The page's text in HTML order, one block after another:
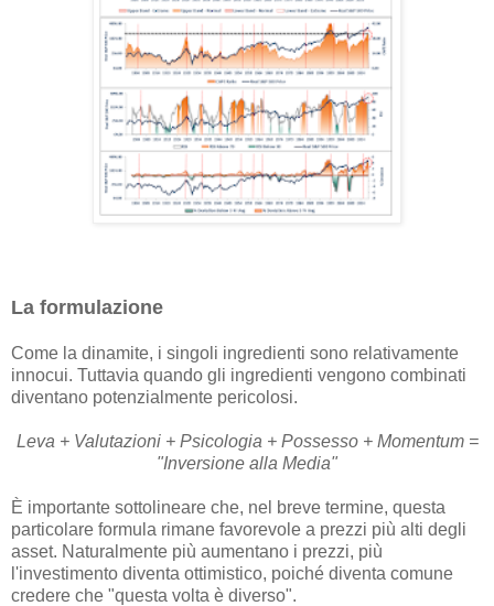
La formulazione
Come la dinamite, i singoli ingredienti sono relativamente
innocui. Tuttavia quando gli ingredienti vengono combinati
diventano potenzialmente pericolosi.
Leva + Valutazioni + Psicologia + Possesso + Momentum =
"Inversione alla Media"
È importante sottolineare che, nel breve termine, questa
particolare formula rimane favorevole a prezzi più alti degli
asset. Naturalmente più aumentano i prezzi, più
l'investimento diventa ottimistico, poiché diventa comune
credere che "questa volta è diverso".